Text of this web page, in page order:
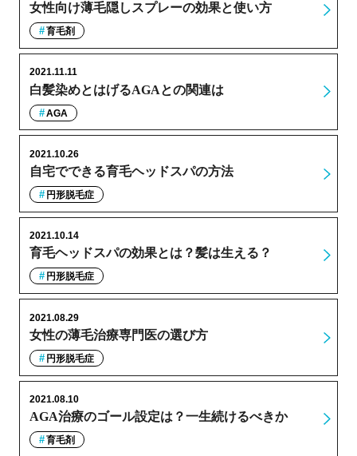
女性向け薄毛隠しスプレーの効果と使い方
育毛剤
白髪染めとはげるAGAとの関連は
2021.11.11
AGA
自宅でできる育毛ヘッドスパの方法
2021.10.26
円形脱毛症
育毛ヘッドスパの効果とは？髪は生える？
2021.10.14
円形脱毛症
女性の薄毛治療専門医の選び方
2021.08.29
円形脱毛症
AGA治療のゴール設定は？一生続けるべきか
2021.08.10
育毛剤